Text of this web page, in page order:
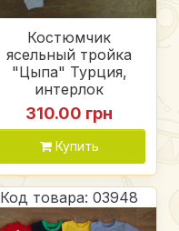
Костюмчик
ясельный тройка
"Цыпа" Турция,
интерлок
310.00 грн
Купить
Код товара: 03948